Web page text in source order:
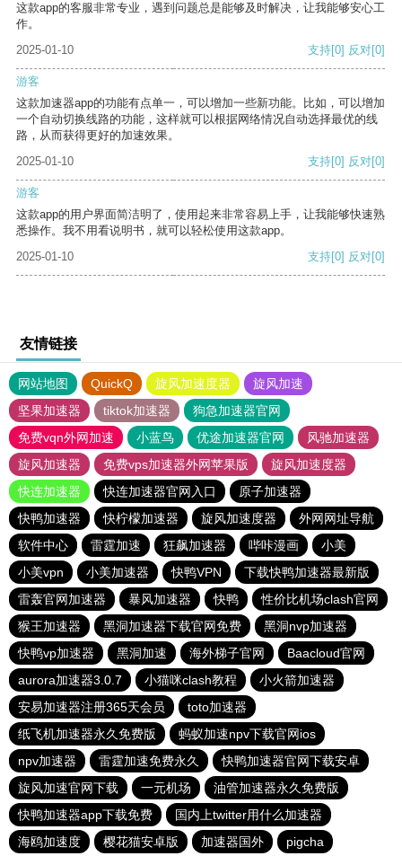
这款app的客服非常专业，遇到问题总是能够及时解决，让我能够安心工
作。
2025-01-10
支持[0] 反对[0]
游客
这款加速器app的功能有点单一，可以增加一些新功能。比如，可以增加
一个自动切换线路的功能，这样就可以根据网络情况自动选择最优的线
路，从而获得更好的加速效果。
2025-01-10
支持[0] 反对[0]
游客
这款app的用户界面简洁明了，使用起来非常容易上手，让我能够快速熟
悉操作。我不用看说明书，就可以轻松使用这款app。
2025-01-10
支持[0] 反对[0]
友情链接
网站地图 QuickQ 旋风加速度器
旋风加速
坚果加速器
tiktok加速器
狗急加速器官网
免费vqn外网加速
小蓝鸟 优途加速器官网
风驰加速器
旋风加速器
免费vps加速器外网苹果版
旋风加速度器
快连加速器
快连加速器官网入口
原子加速器
快鸭加速器
快柠檬加速器 旋风加速度器
外网网址导航
软件中心
雷霆加速 狂飙加速器 哔咔漫画
小美
小美vpn
小美加速器 快鸭VPN
下载快鸭加速器最新版
雷轰官网加速器
暴风加速器 快鸭
性价比机场clash官网
猴王加速器
黑洞加速器下载官网免费
黑洞nvp加速器
快鸭vp加速器
黑洞加速 海外梯子官网
Baacloud官网
aurora加速器3.0.7
小猫咪clash教程
小火箭加速器
安易加速器注册365天会员
toto加速器
纸飞机加速器永久免费版
蚂蚁加速npv下载官网ios
npv加速器
雷霆加速免费永久
快鸭加速器官网下载安卓
旋风加速官网下载
一元机场
油管加速器永久免费版
快鸭加速器app下载免费
国内上twitter用什么加速器
海鸥加速度
樱花猫安卓版 加速器国外 pigcha